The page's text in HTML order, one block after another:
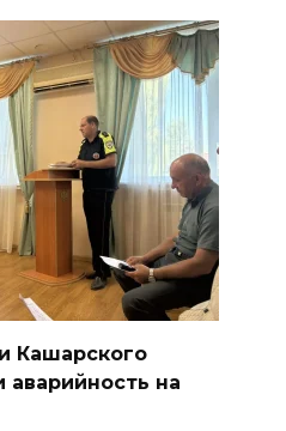
Кашарского
аварийность на